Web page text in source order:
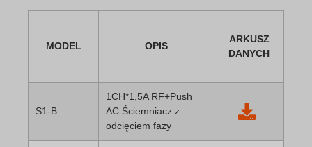
MODEL OPIS
ARKUSZ
DANYCH
S1-B
1CH*1,5A RF+Push
AC Ściemniacz z
odcięciem fazy